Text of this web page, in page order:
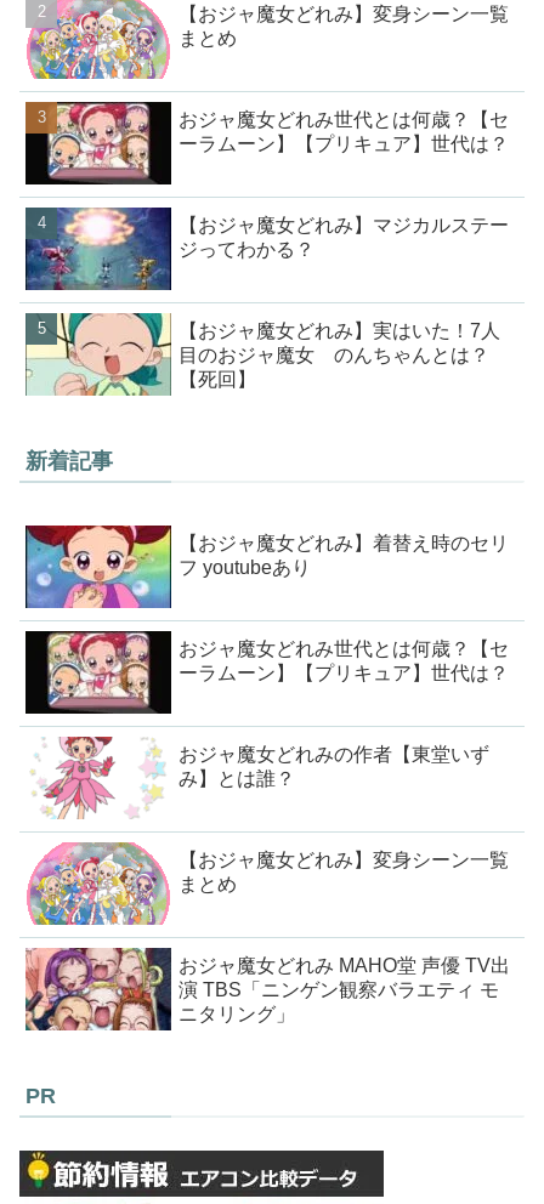
【おジャ魔女どれみ】変身シーン一覧
まとめ
おジャ魔女どれみ世代とは何歳？【セ
ーラムーン】【プリキュア】世代は？
【おジャ魔女どれみ】マジカルステー
ジってわかる？
【おジャ魔女どれみ】実はいた！7人
目のおジャ魔女 のんちゃんとは？
【死回】
新着記事
【おジャ魔女どれみ】着替え時のセリ
フ youtubeあり
おジャ魔女どれみ世代とは何歳？【セ
ーラムーン】【プリキュア】世代は？
おジャ魔女どれみの作者【東堂いず
み】とは誰？
【おジャ魔女どれみ】変身シーン一覧
まとめ
おジャ魔女どれみ MAHO堂 声優 TV出
演 TBS「ニンゲン観察バラエティ モ
ニタリング」
PR